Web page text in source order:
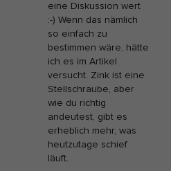
eine Diskussion wert
:-) Wenn das nämlich
so einfach zu
bestimmen wäre, hätte
ich es im Artikel
versucht. Zink ist eine
Stellschraube, aber
wie du richtig
andeutest, gibt es
erheblich mehr, was
heutzutage schief
läuft.